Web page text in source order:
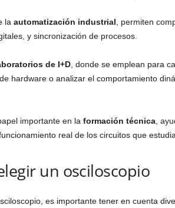
la automatización industrial , permiten
y sincronización de procesos.
de I+D, donde se emplean para
hardware o analizar el comportamiento
importante en la formación técnica,
real de los circuitos que
un osciloscopio
es importante tener en cuenta